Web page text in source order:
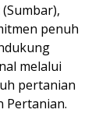
penuh
melalui
pertanian
Pertanian.